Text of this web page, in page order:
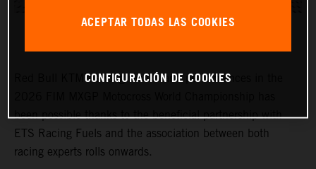
Red Bull KTM’s strong results and performances in the
been possible thanks to the beneficial partnership with
ETS Racing Fuels and the association between both
racing experts rolls onwards.
ACEPTAR TODAS LAS COOKIES
CONFIGURACIÓN DE COOKIES